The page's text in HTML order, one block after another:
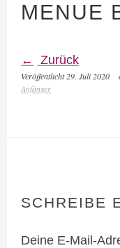
MENUE
Zurück
Veröffentlicht29. Juli 2020
Anfänger
SCHREIBE
Deine E-Mail-